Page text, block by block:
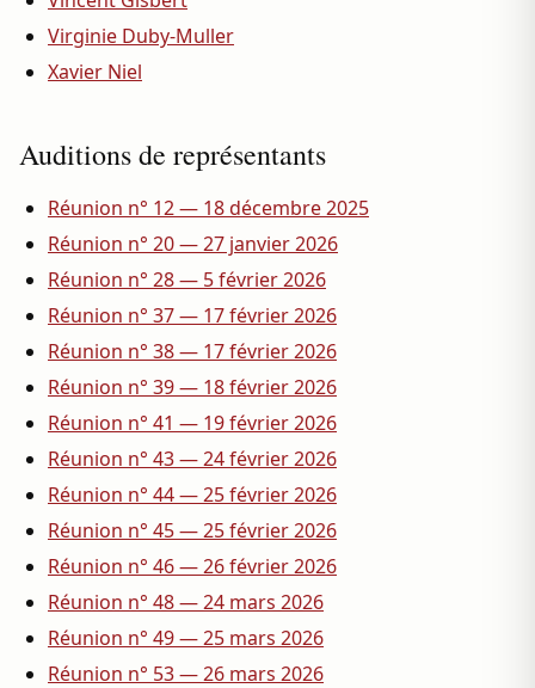
Virginie Duby-Muller
Xavier Niel
Auditions de représentants
Réunion n° 12 — 18 décembre 2025
Réunion n° 20 — 27 janvier 2026
Réunion n° 28 — 5 février 2026
Réunion n° 37 — 17 février 2026
Réunion n° 38 — 17 février 2026
Réunion n° 39 — 18 février 2026
Réunion n° 41 — 19 février 2026
Réunion n° 43 — 24 février 2026
Réunion n° 44 — 25 février 2026
Réunion n° 45 — 25 février 2026
Réunion n° 46 — 26 février 2026
Réunion n° 48 — 24 mars 2026
Réunion n° 49 — 25 mars 2026
Réunion n° 53 — 26 mars 2026